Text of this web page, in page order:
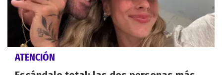
ATENCIÓN